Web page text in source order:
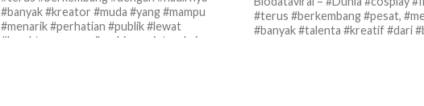
#banyak #kreator #muda #yang #mampu
#menarik #perhatian #publik #lewat
#karakter, penampilan, hingga interaksi...
#terus #berkembang #pesat,
#banyak #talenta #kreatif #dari